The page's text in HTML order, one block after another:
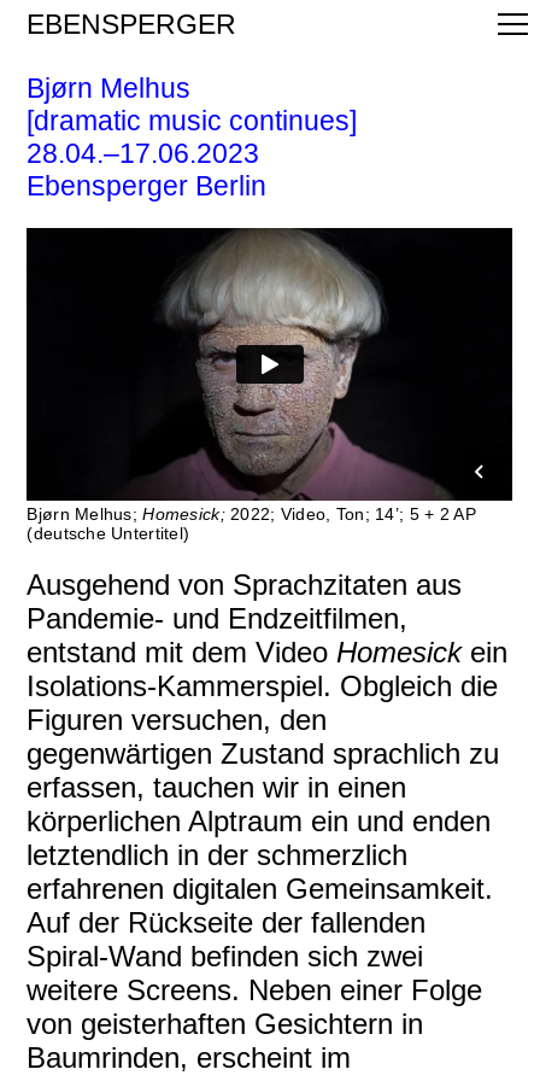
EBENSPERGER
Bjørn Melhus
[dramatic music continues]
28.04.–17.06.2023
Ebensperger Berlin
Bjørn Melhus;Homesick;2022; Video, Ton; 14’; 5 + 2 AP
(deutsche Untertitel)
Ausgehend von Sprachzitaten aus
Pandemie- und Endzeitfilmen,
entstand mit dem Video Homesickein
Isolations-Kammerspiel. Obgleich die
Figuren versuchen, den
gegenwärtigen Zustand sprachlich zu
erfassen, tauchen wir in einen
körperlichen Alptraum ein und enden
letztendlich in der schmerzlich
erfahrenen digitalen Gemeinsamkeit.
Auf der Rückseite der fallenden
Spiral-Wand befinden sich zwei
weitere Screens. Neben einer Folge
von geisterhaften Gesichtern in
Baumrinden, erscheint im